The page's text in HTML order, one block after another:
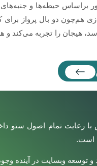
براساس حیطه‌ها و
هم‌چون دو بال پرواز برای
هیجان را تجربه می‌کند و
رعایت تمام اصول سئو
است.
توسعه وبسایت در آینده